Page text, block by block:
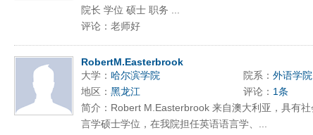
院长 学位 硕士 职务 ...
评论：老师好
RobertM.Easterbrook
大学： 哈尔滨学院 院系： 外语学院
地区： 黑龙江 评论： 1条
简介：Robert M.Easterbrook 来自澳大利亚，具有
言学硕士学位，在我院担任英语语言学、...